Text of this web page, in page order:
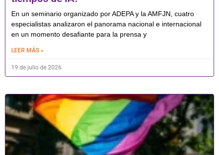
En un seminario organizado por ADEPA y la AMFJN, cuatro
especialistas analizaron el panorama nacional e internacional
en un momento desafiante para la prensa y
LEER MÁS »
19 de julio de 2026